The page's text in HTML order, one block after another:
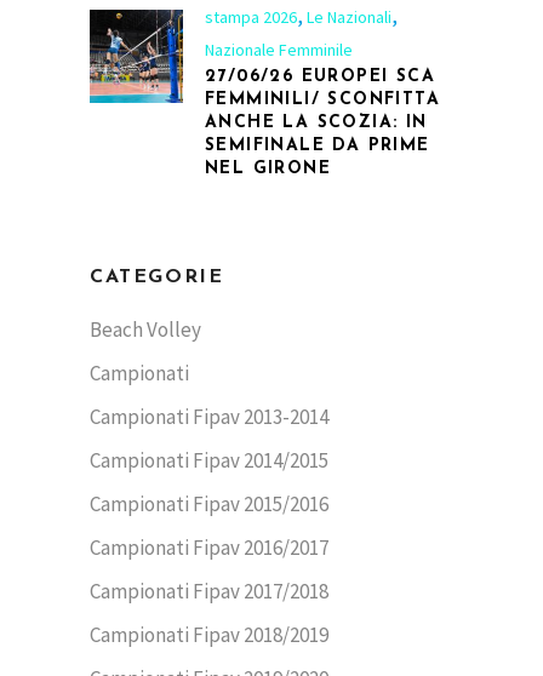
stampa 2026, Le Nazionali,
Nazionale Femminile
27/06/26 EUROPEI SCA
FEMMINILI/ SCONFITTA
ANCHE LA SCOZIA: IN
SEMIFINALE DA PRIME
NEL GIRONE
CATEGORIE
Beach Volley
Campionati
Campionati Fipav 2013-2014
Campionati Fipav 2014/2015
Campionati Fipav 2015/2016
Campionati Fipav 2016/2017
Campionati Fipav 2017/2018
Campionati Fipav 2018/2019